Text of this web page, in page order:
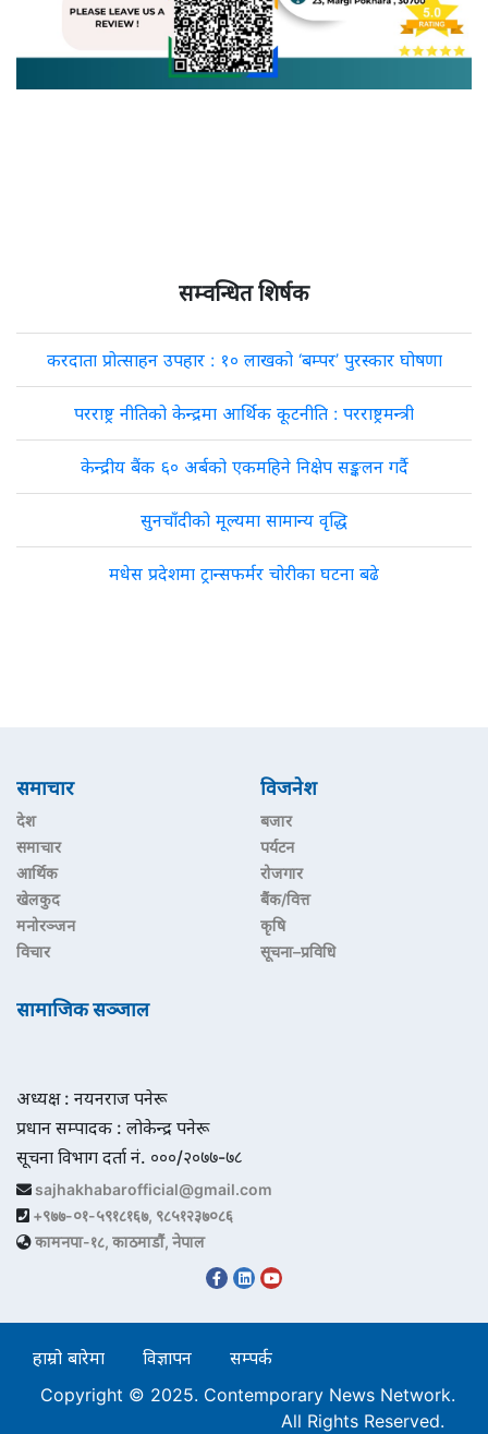
सम्वन्धित शिर्षक
करदाता प्रोत्साहन उपहार : १० लाखको ‘बम्पर’ पुरस्कार घोषणा
परराष्ट्र नीतिको केन्द्रमा आर्थिक कूटनीति : परराष्ट्रमन्त्री
केन्द्रीय बैंक ६० अर्बको एकमहिने निक्षेप सङ्कलन गर्दै
सुनचाँदीको मूल्यमा सामान्य वृद्धि
मधेस प्रदेशमा ट्रान्सफर्मर चोरीका घटना बढे
समाचार
देश
समाचार
आर्थिक
खेलकुद
मनोरञ्जन
विचार
विजनेश
बजार
पर्यटन
रोजगार
बैंक/वित्त
कृषि
सूचना–प्रविधि
सामाजिक सञ्जाल
अध्यक्ष : नयनराज पनेरू
प्रधान सम्पादक : लोकेन्द्र पनेरू
सूचना विभाग दर्ता नं. ०००/२०७७-७८
sajhakhabarofficial@gmail.com
+९७७-०१-५९१८१६७, ९८५१२३७०८६
कामनपा-१८, काठमाडौं, नेपाल
हाम्रो बारेमा विज्ञापन
सम्पर्क
Copyright © 2025. Contemporary News Network.
All Rights Reserved.